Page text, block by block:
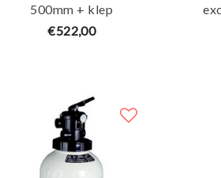
500mm + klep
€522,00